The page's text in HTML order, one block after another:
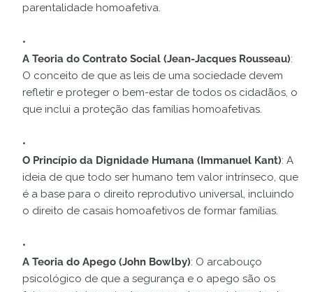
parentalidade homoafetiva.
A Teoria do Contrato Social (Jean-Jacques Rousseau):
O conceito de que as leis de uma sociedade devem
refletir e proteger o bem-estar de todos os cidadãos, o
que inclui a proteção das famílias homoafetivas.
O Princípio da Dignidade Humana (Immanuel Kant): A
ideia de que todo ser humano tem valor intrínseco, que
é a base para o direito reprodutivo universal, incluindo
o direito de casais homoafetivos de formar famílias.
A Teoria do Apego (John Bowlby): O arcabouço
psicológico de que a segurança e o apego são os